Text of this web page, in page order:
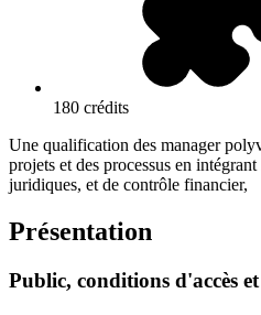
180 crédits
Une qualification des manager
projets et des processus en
juridiques, et de contrôle financier,
Présentation
Public, conditions d'accès